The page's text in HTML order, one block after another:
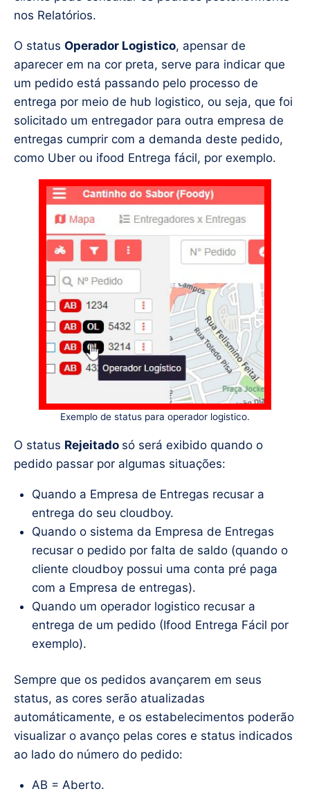
nos Relatórios.
O status Operador Logistico, apensar de
aparecer em na cor preta, serve para indicar que
um pedido está passando pelo processo de
entrega por meio de hub logistico, ou seja, que foi
solicitado um entregador para outra empresa de
entregas cumprir com a demanda deste pedido,
como Uber ou ifood Entrega fácil, por exemplo.
Exemplo de status para operador logistico.
O status Rejeitado só será exibido quando o
pedido passar por algumas situações:
Quando a Empresa de Entregas recusar a
entrega do seu cloudboy.
Quando o sistema da Empresa de Entregas
recusar o pedido por falta de saldo (quando o
cliente cloudboy possui uma conta pré paga
com a Empresa de entregas).
Quando um operador logistico recusar a
entrega de um pedido (Ifood Entrega Fácil por
exemplo).
Sempre que os pedidos avançarem em seus
status, as cores serão atualizadas
automáticamente, e os estabelecimentos poderão
visualizar o avanço pelas cores e status indicados
ao lado do número do pedido:
AB = Aberto.